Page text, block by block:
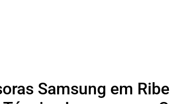
Samsung em